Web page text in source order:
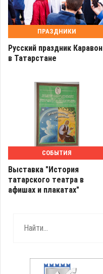
ПРАЗДНИКИ
Русский праздник Каравон
в Татарстане
СОБЫТИЯ
Выставка "История
татарского театра в
афишах и плакатах"